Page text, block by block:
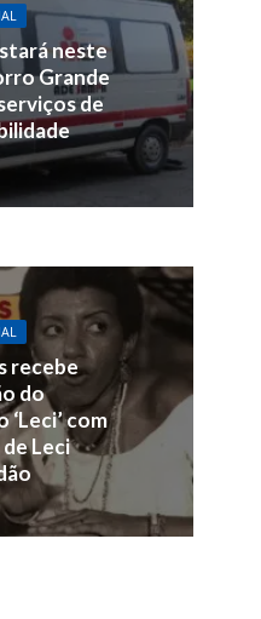
neste
Grande
de
recebe
do
com
Leci